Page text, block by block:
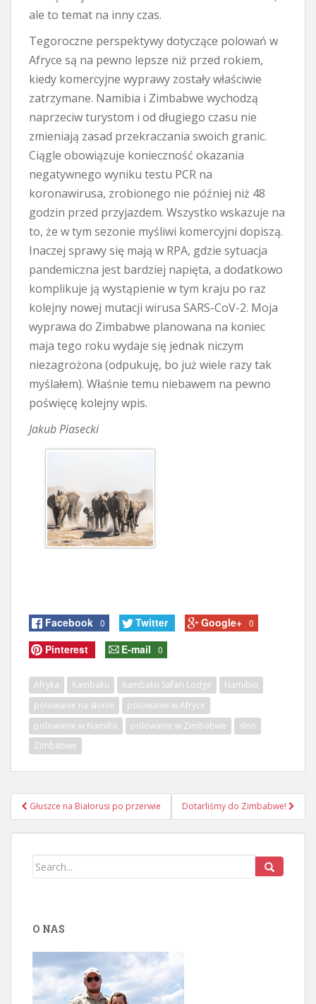
ale to temat na inny czas.
Tegoroczne perspektywy dotyczące polowań w
Afryce są na pewno lepsze niż przed rokiem,
kiedy komercyjne wyprawy zostały właściwie
zatrzymane. Namibia i Zimbabwe wychodzą
naprzeciw turystom i od długiego czasu nie
zmieniają zasad przekraczania swoich granic.
Ciągle obowiązuje konieczność okazania
negatywnego wyniku testu PCR na
koronawirusa, zrobionego nie później niż 48
godzin przed przyjazdem. Wszystko wskazuje na
to, że w tym sezonie myśliwi komercyjni dopiszą.
Inaczej sprawy się mają w RPA, gdzie sytuacja
pandemiczna jest bardziej napięta, a dodatkowo
komplikuje ją wystąpienie w tym kraju po raz
kolejny nowej mutacji wirusa SARS-CoV-2. Moja
wyprawa do Zimbabwe planowana na koniec
maja tego roku wydaje się jednak niczym
niezagrożona (odpukuję, bo już wiele razy tak
myślałem). Właśnie temu niebawem na pewno
poświęcę kolejny wpis.
Jakub Piasecki
Facebook 0 Twitter Google+ 0
Pinterest E-mail 0
Afryka Kambaku Kambaku Safari Lodge
Namibia
polowanie na słonie
polowanie w Afryce
polowanie w Namibii
polowanie w Zimbabwe
słoń
Zimbabwe
Nawigacja postu
Głuszce na Białorusi po przerwie Dotarliśmy do Zimbabwe!
O NAS